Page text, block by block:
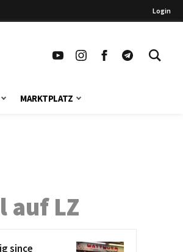
Login
MARKTPLATZ
auf LZ
since